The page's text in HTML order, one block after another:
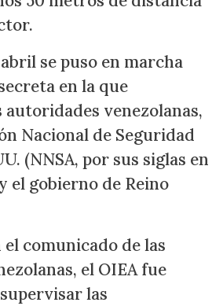
se puso en marcha
en la que
venezolanas,
Nacional de Seguridad
(NNSA, por sus siglas en
el gobierno de Reino
comunicado de las
el OIEA fue
las